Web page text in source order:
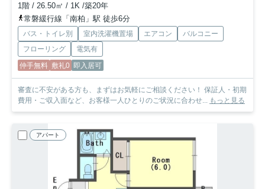
1階 / 26.50㎡ / 1K /築20年
常磐緩行線「南柏」駅 徒歩6分
バス・トイレ別 室内洗濯機置場 エアコン
バルコニー
フローリング
電気有
仲手無料 敷礼0 即入居可
審査に不安がある方も、まずはお気軽にご相談ください！ 保証人・初期
費用・ご収入面など、お客様一人ひとりのご状況に合わせ... もっと見る
アパート